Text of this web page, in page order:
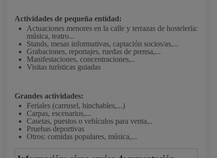
Actividades de pequeña entidad:
Actuaciones menores en la calle y terrazas de hostelería:
música, teatro...
Stands, mesas informativas, captación socios/as,...
Grabaciones, reportajes, ruedas de prensa,...
Manifestaciones, concentraciones,..
Visitas turísticas guiadas
Grandes actividades:
Feriales (carrusel, hinchables,...)
Carpas, escenarios,...
Casetas, puestos o vehículos para venta,..
Pruebas deportivas
Otros: comidas populares, música,...